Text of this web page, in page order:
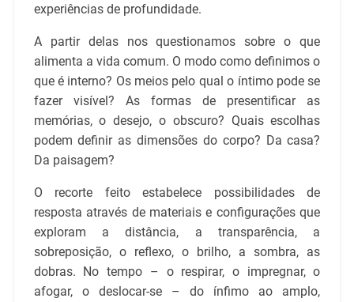
experiências de profundidade.
A partir delas nos questionamos sobre o que
alimenta a vida comum. O modo como definimos o
que é interno? Os meios pelo qual o íntimo pode se
fazer visível? As formas de presentificar as
memórias, o desejo, o obscuro? Quais escolhas
podem definir as dimensões do corpo? Da casa?
Da paisagem?
O recorte feito estabelece possibilidades de
resposta através de materiais e configurações que
exploram a distância, a transparência, a
sobreposição, o reflexo, o brilho, a sombra, as
dobras. No tempo – o respirar, o impregnar, o
afogar, o deslocar-se – do ínfimo ao amplo,